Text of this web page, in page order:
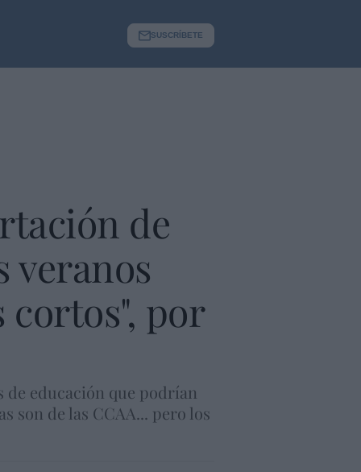
SUSCRÍBETE
de
veranos
cortos", por
de educación que podrían
son de las CCAA... pero los